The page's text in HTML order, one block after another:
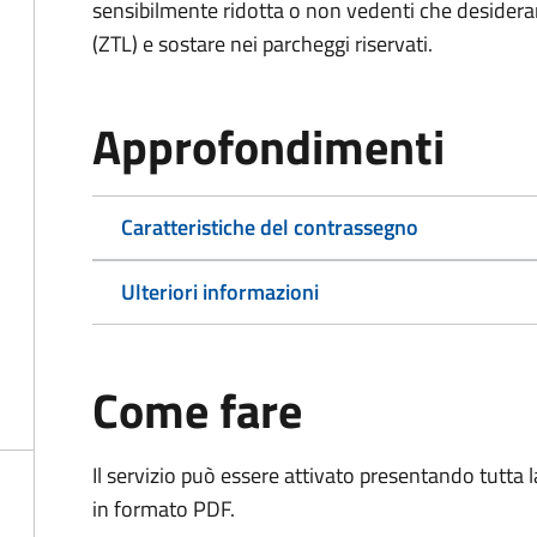
sensibilmente ridotta o non vedenti che
(ZTL) e sostare nei parcheggi riservati.
Approfondimenti
Caratteristiche del contrassegno
Ulteriori informazioni
Come fare
Il servizio può essere attivato presentando
in formato PDF.